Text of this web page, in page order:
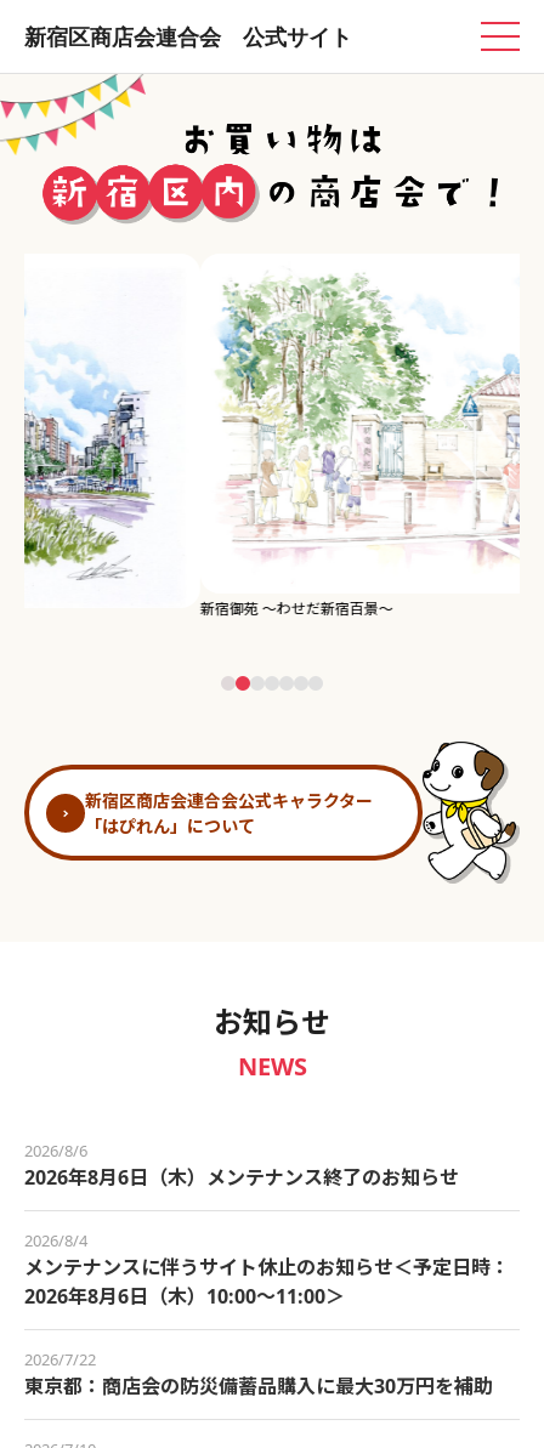
新宿区商店会連合会 公式サイト
新宿御苑 ～わせだ新宿百景～
新宿区商店会連合会公式キャラクター
「はぴれん」について
お知らせ
NEWS
2026/8/6
2026年8月6日（木）メンテナンス終了のお知らせ
2026/8/4
メンテナンスに伴うサイト休止のお知らせ＜予定日時：
2026年8月6日（木）10:00～11:00＞
2026/7/22
東京都：商店会の防災備蓄品購入に最大30万円を補助